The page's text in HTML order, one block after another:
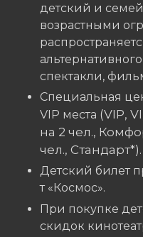
детский и
возрастными
спектакли,
Специальная
VIP места (VIP,
на 2 чел.,
чел., Стандарт*).
Детский билет
т «Космос».
При покупке
скидок